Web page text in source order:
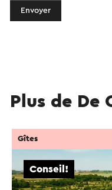
Envoyer
Plus de De
Conseil!
Gîtes